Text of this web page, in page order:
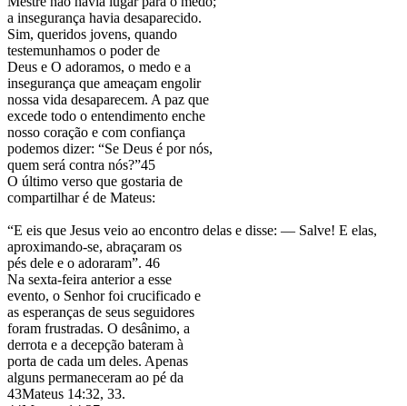
a insegurança havia desaparecido.
Sim, queridos jovens, quando
testemunhamos o poder de
Deus e O adoramos, o medo e a
insegurança que ameaçam engolir
nossa vida desaparecem. A paz que
excede todo o entendimento enche
nosso coração e com confiança
podemos dizer: “Se Deus é por nós,
quem será contra nós?”45
O último verso que gostaria de
compartilhar é de Mateus:
“E eis que Jesus veio ao encontro delas e disse: — Salve! E elas,
aproximando-se, abraçaram os
pés dele e o adoraram”. 46
Na sexta-feira anterior a esse
evento, o Senhor foi crucificado e
as esperanças de seus seguidores
foram frustradas. O desânimo, a
derrota e a decepção bateram à
porta de cada um deles. Apenas
alguns permaneceram ao pé da
43Mateus 14:32, 33.